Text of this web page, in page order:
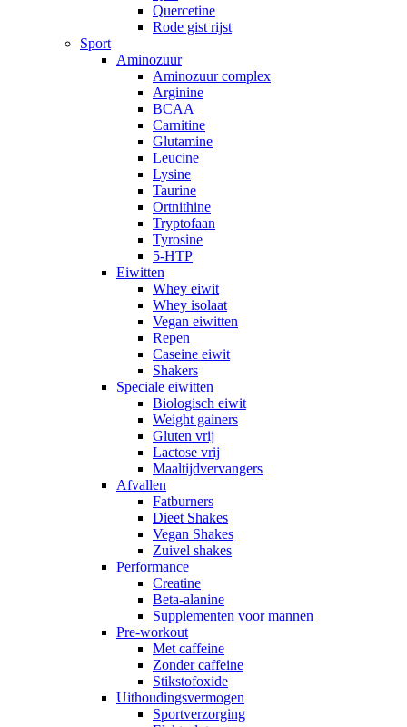
Quercetine
Rode gist rijst
Sport
Aminozuur
Aminozuur complex
Arginine
BCAA
Carnitine
Glutamine
Leucine
Lysine
Taurine
Ortnithine
Tryptofaan
Tyrosine
5-HTP
Eiwitten
Whey eiwit
Whey isolaat
Vegan eiwitten
Repen
Caseine eiwit
Shakers
Speciale eiwitten
Biologisch eiwit
Weight gainers
Gluten vrij
Lactose vrij
Maaltijdvervangers
Afvallen
Fatburners
Dieet Shakes
Vegan Shakes
Zuivel shakes
Performance
Creatine
Beta-alanine
Supplementen voor mannen
Pre-workout
Met caffeine
Zonder caffeine
Stikstofoxide
Uithoudingsvermogen
Sportverzorging